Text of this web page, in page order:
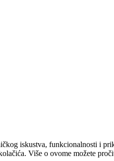
iskustva, funkcionalnosti i
Više o ovome možete